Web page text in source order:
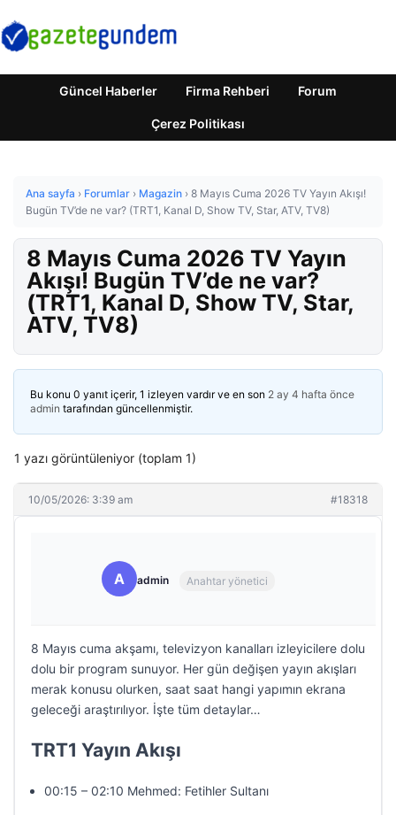
Güncel Haberler Firma Rehberi Forum
Çerez Politikası
Ana sayfa › Forumlar › Magazin › 8 Mayıs Cuma 2026 TV Yayın Akışı!
Bugün TV’de ne var? (TRT1, Kanal D, Show TV, Star, ATV, TV8)
8 Mayıs Cuma 2026 TV Yayın
Akışı! Bugün TV’de ne var?
(TRT1, Kanal D, Show TV, Star,
ATV, TV8)
Bu konu 0 yanıt içerir, 1 izleyen vardır ve en son 2 ay 4 hafta önce
admin tarafından güncellenmiştir.
1 yazı görüntüleniyor (toplam 1)
10/05/2026: 3:39 am #18318
A admin Anahtar yönetici
8 Mayıs cuma akşamı, televizyon kanalları izleyicilere dolu
dolu bir program sunuyor. Her gün değişen yayın akışları
merak konusu olurken, saat saat hangi yapımın ekrana
geleceği araştırılıyor. İşte tüm detaylar…
TRT1 Yayın Akışı
00:15 – 02:10 Mehmed: Fetihler Sultanı